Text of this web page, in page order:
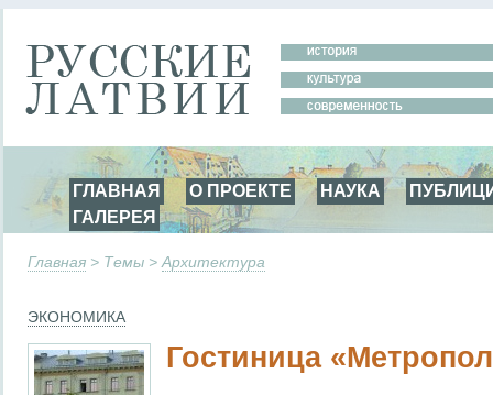
ГЛАВНАЯ О ПРОЕКТЕ НАУКА
ГАЛЕРЕЯ
Главная > Темы > Aрхитектура
ЭКОНОМИКА
Гостиница